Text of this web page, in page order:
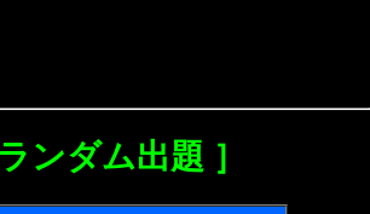
ランダム出題 ］